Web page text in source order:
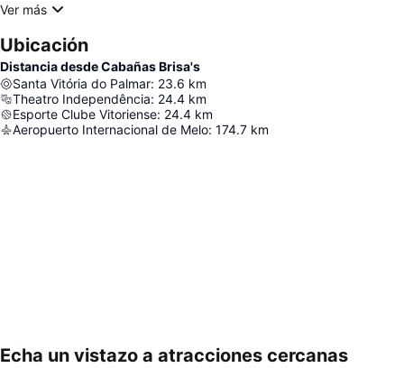
Ver más
Ubicación
Distancia desde Cabañas Brisa's
Santa Vitória do Palmar: 23.6 km
Theatro Independência: 24.4 km
Esporte Clube Vitoriense: 24.4 km
Aeropuerto Internacional de Melo: 174.7 km
Echa un vistazo a atracciones cercanas